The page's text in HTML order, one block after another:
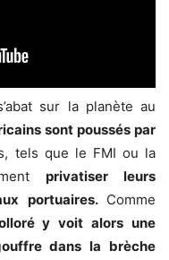
sur la planète au
sont poussés par
tels que le FMI ou la
privatiser leurs
portuaires. Comme
y voit alors une
dans la brèche